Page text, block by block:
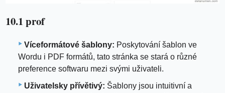
10.1 prof
Víceformátové šablony: Poskytování šablon ve
Wordu i PDF formátů, tato stránka se stará o různé
preference softwaru mezi svými uživateli.
Uživatelsky přívětivý: Šablony jsou intuitivní a